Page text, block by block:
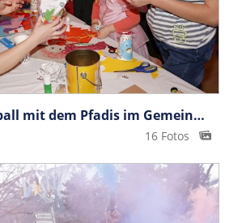
Kindermaskenball mit dem Pfadis im Gemeindesaal
16 Fotos